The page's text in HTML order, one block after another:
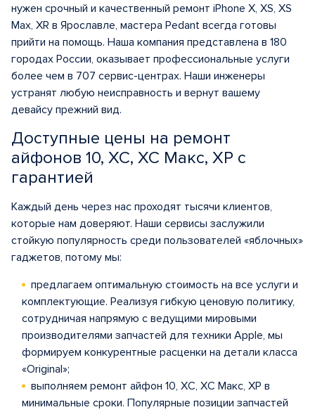
нужен срочный и качественный ремонт iPhone X, XS, XS
Max, XR в Ярославле, мастера Pedant всегда готовы
прийти на помощь. Наша компания представлена в 180
городах России, оказывает профессиональные услуги
более чем в 707 сервис-центрах. Наши инженеры
устранят любую неисправность и вернут вашему
девайсу прежний вид.
Доступные цены на ремонт
айфонов 10, ХС, ХС Макс, ХР с
гарантией
Каждый день через нас проходят тысячи клиентов,
которые нам доверяют. Наши сервисы заслужили
стойкую популярность среди пользователей «яблочных»
гаджетов, потому мы:
предлагаем оптимальную стоимость на все услуги и
комплектующие. Реализуя гибкую ценовую политику,
сотрудничая напрямую с ведущими мировыми
производителями запчастей для техники Apple, мы
формируем конкурентные расценки на детали класса
«Original»;
выполняем ремонт айфон 10, ХС, ХС Макс, ХР в
минимальные сроки. Популярные позиции запчастей